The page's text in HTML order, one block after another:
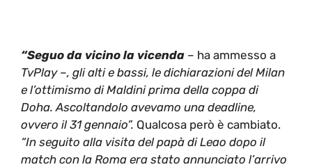
“Seguo da vicino la vicenda – ha ammesso a
TvPlay–, gli alti e bassi, le dichiarazioni del Milan
e l’ottimismo di Maldini prima della coppa di
Doha. Ascoltandolo avevamo una deadline,
ovvero il 31 gennaio”. Qualcosa però è cambiato.
“In seguito alla visita del papà di Leao dopo il
match con la Roma era stato annunciato l’arrivo